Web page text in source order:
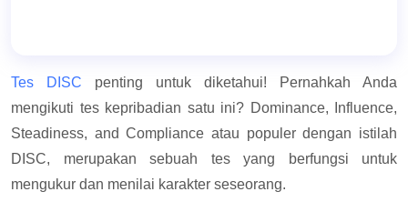
Tes DISC penting untuk diketahui! Pernahkah Anda
mengikuti tes kepribadian satu ini? Dominance, Influence,
Steadiness, and Compliance atau populer dengan istilah
DISC, merupakan sebuah tes yang berfungsi untuk
mengukur dan menilai karakter seseorang.